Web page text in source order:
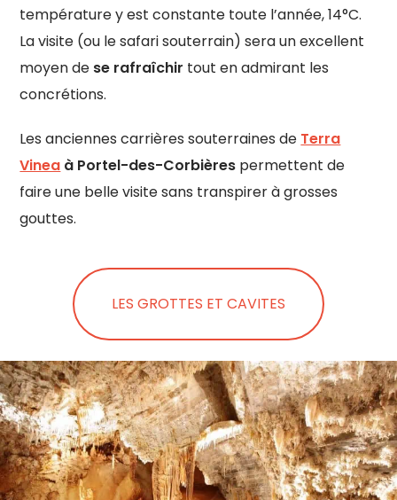
température y est constante toute l’année, 14°C.
La visite (ou le safari souterrain) sera un excellent
moyen de se rafraîchir tout en admirant les
concrétions.
Les anciennes carrières souterraines de Terra
Vinea à Portel-des-Corbières permettent de
faire une belle visite sans transpirer à grosses
gouttes.
LES GROTTES ET CAVITES